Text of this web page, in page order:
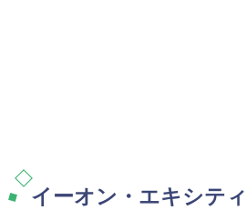
イーオン・エキシテ